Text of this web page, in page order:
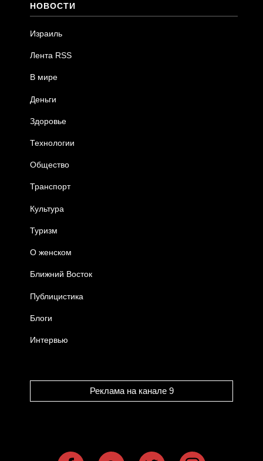
НОВОСТИ
Израиль
Лента RSS
В мире
Деньги
Здоровье
Технологии
Общество
Транспорт
Культура
Туризм
О женском
Ближний Восток
Публицистика
Блоги
Интервью
Реклама на канале 9